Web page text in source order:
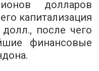
долларов
капитализация
после чего
финансовые